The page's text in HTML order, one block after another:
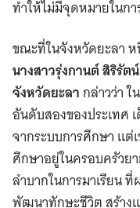
ทำให้ไม่มีจุดหมายในก
ขณะที่ในจังหวัดยะลา
นางสาวรุ่งกานต์ สิริรัต
จังหวัดยะลากล่าวว่า
อันดับสองของประเทศ
จากระบบการศึกษา แต่
ศึกษาอยู่ในครอบครัวย
ลำบากในการมาเรียน
พัฒนาทักษะชีวิต สร้าง